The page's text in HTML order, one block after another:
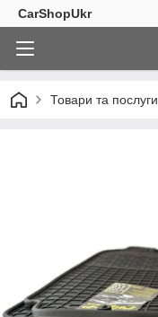
CarShopUkr
Товари та послуги